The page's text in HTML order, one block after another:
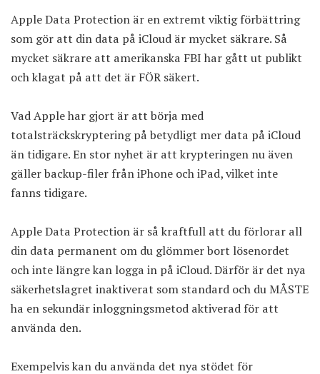
Apple Data Protection är en extremt viktig förbättring
som gör att din data på iCloud är mycket säkrare. Så
mycket säkrare att amerikanska FBI har gått ut publikt
och klagat på att det är FÖR säkert.
Vad Apple har gjort är att börja med
totalsträckskryptering på betydligt mer data på iCloud
än tidigare. En stor nyhet är att krypteringen nu även
gäller backup-filer från iPhone och iPad, vilket inte
fanns tidigare.
Apple Data Protection är så kraftfull att du förlorar all
din data permanent om du glömmer bort lösenordet
och inte längre kan logga in på iCloud. Därför är det nya
säkerhetslagret inaktiverat som standard och du MÅSTE
ha en sekundär inloggningsmetod aktiverad för att
använda den.
Exempelvis kan du använda det nya stödet för